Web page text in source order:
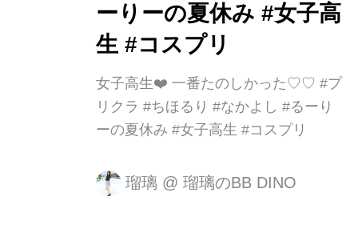
ーりーの夏休み #女子高
生 #コスプリ
女子高生❤️ 一番たのしかった♡♡ #プ
リクラ #ちほるり #なかよし #るーり
ーの夏休み #女子高生 #コスプリ
瑠璃 @ 瑠璃のBB DINO